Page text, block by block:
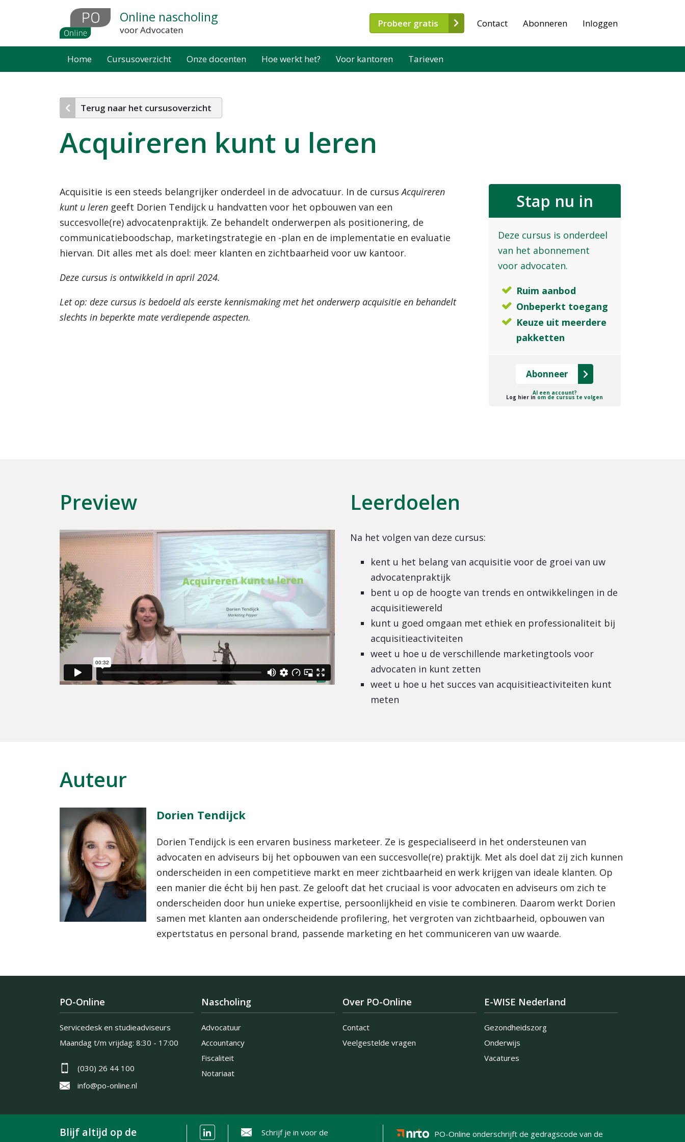
inhoud
Online nascholing
voor Advocaten
Probeer gratis Contact Abonneren Inloggen
Home Cursusoverzicht Onze docenten Hoe werkt het? Voor kantoren Tarieven
Terug naar het cursusoverzicht
Acquireren kunt u leren
Stap nu in
Deze cursus is onderdeel
van het abonnement
voor advocaten.
Ruim aanbod
Onbeperkt toegang
Keuze uit meerdere
pakketten
Abonneer
Al een account?
Log hier in om de cursus te volgen
Acquisitie is een steeds belangrijker onderdeel in de advocatuur. In de cursusAcquireren
kunt u leren geeft Dorien Tendijck u handvatten voor het opbouwen van een
succesvolle(re) advocatenpraktijk. Ze behandelt onderwerpen als positionering, de
communicatieboodschap, marketingstrategie en -plan en de implementatie en evaluatie
hiervan. Dit alles met als doel: meer klanten en zichtbaarheid voor uw kantoor.
Deze cursus is ontwikkeld in april 2024.
Let op: deze cursus is bedoeld als eerste kennismaking met het onderwerp acquisitie en behandelt
slechts in beperkte mate verdiepende aspecten.
Preview Leerdoelen
Na het volgen van deze cursus:
kent u het belang van acquisitie voor de groei van uw
advocatenpraktijk
bent u op de hoogte van trends en ontwikkelingen in de
acquisitiewereld
kunt u goed omgaan met ethiek en professionaliteit bij
acquisitieactiviteiten
weet u hoe u de verschillende marketingtools voor
advocaten in kunt zetten
weet u hoe u het succes van acquisitieactiviteiten kunt
meten
Auteur
Dorien Tendijck
Dorien Tendijck is een ervaren business marketeer. Ze is gespecialiseerd in het ondersteunen van
advocaten en adviseurs bij het opbouwen van een succesvolle(re) praktijk. Met als doel dat zij zich kunnen
onderscheiden in een competitieve markt en meer zichtbaarheid en werk krijgen van ideale klanten. Op
een manier die écht bij hen past. Ze gelooft dat het cruciaal is voor advocaten en adviseurs om zich te
onderscheiden door hun unieke expertise, persoonlijkheid en visie te combineren. Daarom werkt Dorien
samen met klanten aan onderscheidende profilering, het vergroten van zichtbaarheid, opbouwen van
expertstatus en personal brand, passende marketing en het communiceren van uw waarde.
PO-Online
Servicedesk en studieadviseurs
Maandag t/m vrijdag: 8:30 - 17:00
(030) 26 44 100
info@po-online.nl
Nascholing
Advocatuur
Accountancy
Fiscaliteit
Notariaat
Over PO-Online
Contact
Veelgestelde vragen
E-WISE Nederland
Gezondheidszorg
Onderwijs
Vacatures
Blijf altijd op de
Schrijf je in voor de PO-Online onderschrijft de gedragscode van de